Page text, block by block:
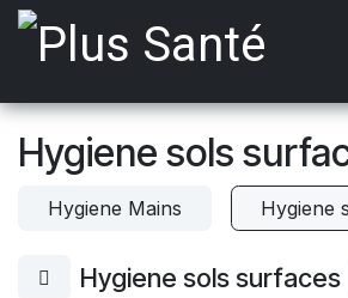
Se rendre au contenu
Hygiene sols
Hygiene Mains Hygiene
Hygiene sols surfaces